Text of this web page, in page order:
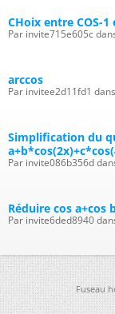
CHoix entre COS-1
Par invite715e605c
arccos
Par invitee2d11fd1
Simplification du
Par invite086b356d
Réduire cos a+cos
Par invite6ded8940
Fuseau